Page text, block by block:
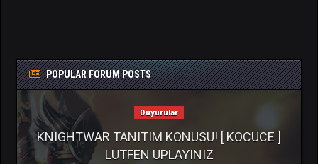
POPULAR FORUM POSTS
Duyurular
KNIGHTWAR TANITIM KONUSU! [ KOCUCE ]
LÜTFEN UPLAYINIZ